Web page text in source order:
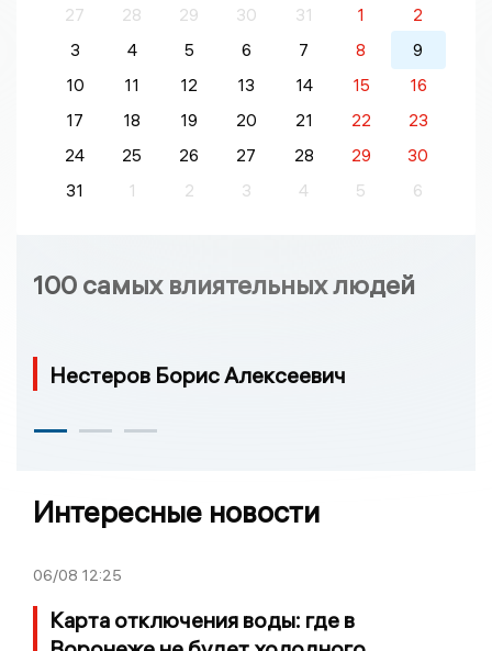
27 28 29 30 31 1
2
3
4 5 6 7 8
9
10
11 12 13 14 15
16
17
18 19 20 21 22
23
24
25 26 27 28 29
30
31
1 2 3 4 5 6
100 самых влиятельных людей
Нестеров Борис Алексеевич
Интересные новости
06/08 12:25
Карта отключения воды: где в